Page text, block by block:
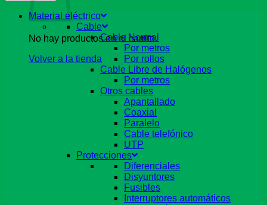
No hay productos en el carrito.
Volver a la tienda
Material eléctrico
Cable
Cable Normal
Por metros
Por rollos
Cable Libre de Halógenos
Por metros
Otros cables
Apantallado
Coaxial
Paralelo
Cable telefónico
UTP
Protecciones
Diferenciales
Disyuntores
Fusibles
Interruptores automáticos